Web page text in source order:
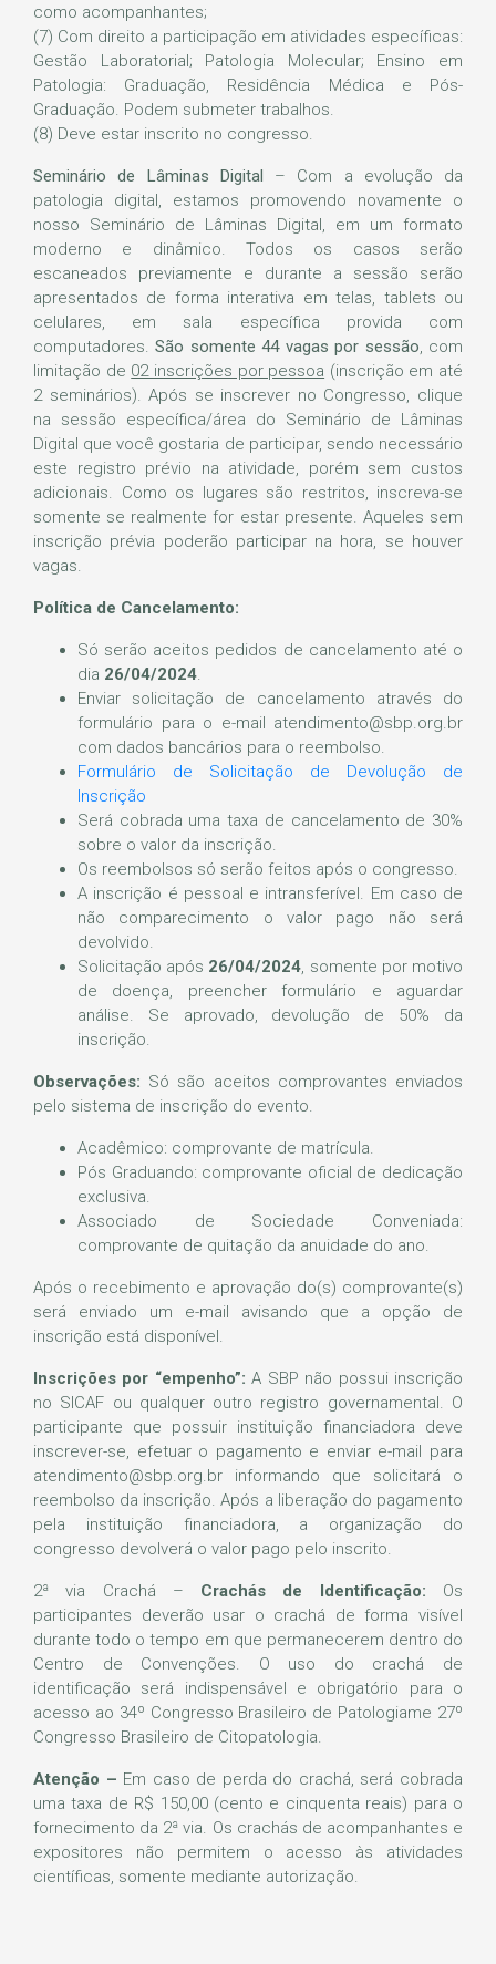
como acompanhantes;
(7) Com direito a participação em atividades específicas:
Gestão Laboratorial; Patologia Molecular; Ensino em
Patologia: Graduação, Residência Médica e Pós-
Graduação. Podem submeter trabalhos.
(8) Deve estar inscrito no congresso.
Seminário de Lâminas Digital – Com a evolução da
patologia digital, estamos promovendo novamente o
nosso Seminário de Lâminas Digital, em um formato
moderno e dinâmico. Todos os casos serão
escaneados previamente e durante a sessão serão
apresentados de forma interativa em telas, tablets ou
celulares, em sala específica provida com
computadores.São somente 44 vagas por sessão, com
limitação de 02 inscrições por pessoa (inscrição em até
2 seminários). Após se inscrever no Congresso, clique
na sessão específica/área do Seminário de Lâminas
Digital que você gostaria de participar, sendo necessário
este registro prévio na atividade, porém sem custos
adicionais. Como os lugares são restritos, inscreva-se
somente se realmente for estar presente. Aqueles sem
inscrição prévia poderão participar na hora, se houver
vagas.
Política de Cancelamento:
Só serão aceitos pedidos de cancelamento até o
dia 26/04/2024.
Enviar solicitação de cancelamento através do
formulário para o e-mail atendimento@sbp.org.br
com dados bancários para o reembolso.
Formulário de Solicitação de Devolução de
Inscrição
Será cobrada uma taxa de cancelamento de 30%
sobre o valor da inscrição.
Os reembolsos só serão feitos após o congresso.
A inscrição é pessoal e intransferível. Em caso de
não comparecimento o valor pago não será
devolvido.
Solicitação após 26/04/2024, somente por motivo
de doença, preencher formulário e aguardar
análise. Se aprovado, devolução de 50% da
inscrição.
Observações: Só são aceitos comprovantes enviados
pelo sistema de inscrição do evento.
Acadêmico: comprovante de matrícula.
Pós Graduando: comprovante oficial de dedicação
exclusiva.
Associado de Sociedade Conveniada:
comprovante de quitação da anuidade do ano.
Após o recebimento e aprovação do(s) comprovante(s)
será enviado um e-mail avisando que a opção de
inscrição está disponível.
Inscrições por “empenho”: A SBP não possui inscrição
no SICAF ou qualquer outro registro governamental. O
participante que possuir instituição financiadora deve
inscrever-se, efetuar o pagamento e enviar e-mail para
atendimento@sbp.org.br informando que solicitará o
reembolso da inscrição. Após a liberação do pagamento
pela instituição financiadora, a organização do
congresso devolverá o valor pago pelo inscrito.
2ª via Crachá – Crachás de Identificação: Os
participantes deverão usar o crachá de forma visível
durante todo o tempo em que permanecerem dentro do
Centro de Convenções. O uso do crachá de
identificação será indispensável e obrigatório para o
acesso ao 34º Congresso Brasileiro de Patologiame 27º
Congresso Brasileiro de Citopatologia.
Atenção – Em caso de perda do crachá, será cobrada
uma taxa de R$ 150,00 (cento e cinquenta reais) para o
fornecimento da 2ª via. Os crachás de acompanhantes e
expositores não permitem o acesso às atividades
científicas, somente mediante autorização.